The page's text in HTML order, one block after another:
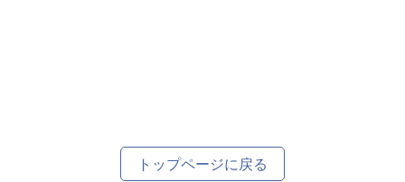
トップページに戻る